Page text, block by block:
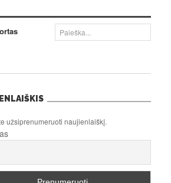
užsiprenumeruoti naujienlaiškį.